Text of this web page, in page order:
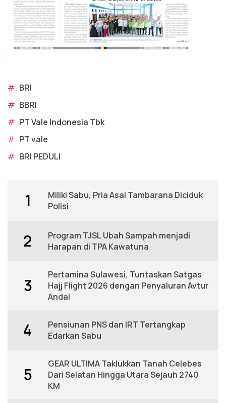
# BRI
# BBRI
# PT Vale Indonesia Tbk
# PT vale
# BRI PEDULI
1
Miliki Sabu, Pria Asal Tambarana Diciduk
Polisi
2
Program TJSL Ubah Sampah menjadi
Harapan di TPA Kawatuna
3
Pertamina Sulawesi, Tuntaskan Satgas
Hajj Flight 2026 dengan Penyaluran Avtur
Andal
4
Pensiunan PNS dan IRT Tertangkap
Edarkan Sabu
5
GEAR ULTIMA Taklukkan Tanah Celebes
Dari Selatan Hingga Utara Sejauh 2740
KM